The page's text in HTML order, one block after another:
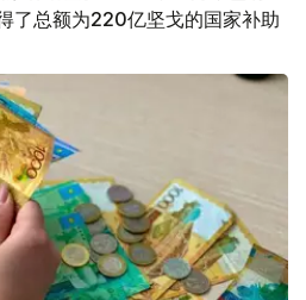
了总额为220亿坚戈的国家补助